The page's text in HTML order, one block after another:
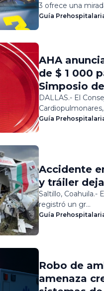
3 ofrece una
Guía
AHA
de $ 1 000
Simposio
DALLAS.- El
Guía
Accidente
y tráiler
Saltillo, Coahuila.-
registró un gr…
Guía
Robo de
amenaza